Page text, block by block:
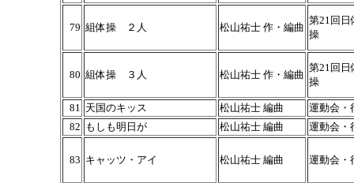
79 組体操 ２人 松山祐士 作・編曲
第21回日
操
80 組体操 ３人 松山祐士 作・編曲
第21回日
操
81 天国のキッス 松山祐士 編曲
運動会・
82 もしも明日が 松山祐士 編曲 運動会・
83 キャッツ・アイ 松山祐士 編曲 運動会・